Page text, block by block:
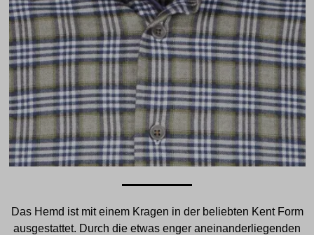
Das Hemd ist mit einem Kragen in der beliebten Kent Form
ausgestattet. Durch die etwas enger aneinanderliegenden